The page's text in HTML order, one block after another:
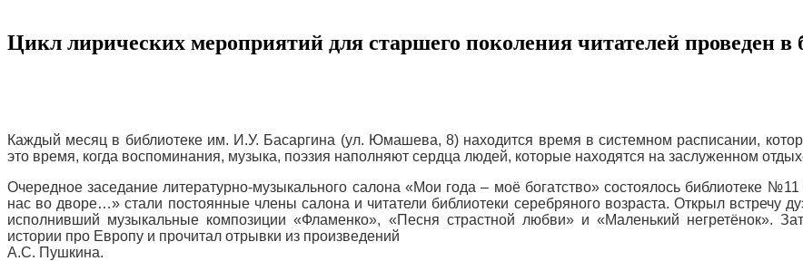
Цикл лирических мероприятий для старшего поколения читателей проведен
Каждый месяц в библиотеке им. И.У. Басаргина (ул. Юмашева, 8) находится время в системном расписании,
это время, когда воспоминания, музыка, поэзия наполняют сердца людей, которые находятся на заслуженном
Очередное заседание литературно-музыкального салона «Мои года – моё богатство» состоялось библиотеке
нас во дворе…» стали постоянные члены салона и читатели библиотеки серебряного возраста. Открыл встречу
исполнивший музыкальные композиции «Фламенко», «Песня страстной любви» и «Маленький негретёнок».
истории про Европу и прочитал отрывки из произведений
А.С. Пушкина.